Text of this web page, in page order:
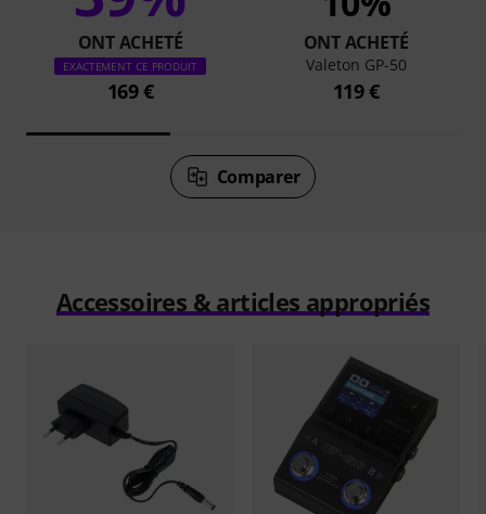
ONT ACHETÉ
EXACTEMENT CE PRODUIT
169 €
ONT ACHETÉ
Valeton GP-50
119 €
Comparer
Accessoires & articles appropriés